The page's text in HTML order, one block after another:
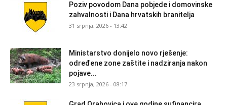
Poziv povodom Dana pobjede i domovinske
zahvalnosti i Dana hrvatskih branitelja
31 srpnja, 2026 - 13:42
Ministarstvo donijelo novo rješenje:
određene zone zaštite i nadziranja nakon
pojave...
23 srpnja, 2026 - 08:17